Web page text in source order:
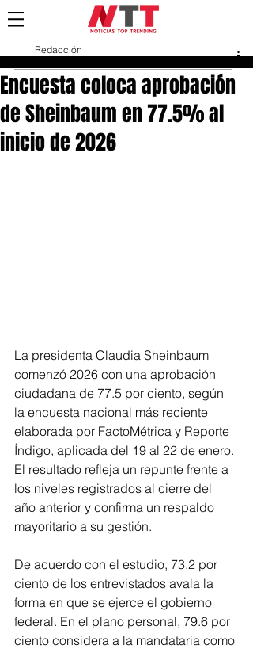
Encuesta coloca aprobación
de Sheinbaum en 77.5% al
inicio de 2026
Redacción
La presidenta Claudia Sheinbaum
comenzó 2026 con una aprobación
ciudadana de 77.5 por ciento, según
la encuesta nacional más reciente
elaborada por FactoMétrica y Reporte
Índigo, aplicada del 19 al 22 de enero.
El resultado refleja un repunte frente a
los niveles registrados al cierre del
año anterior y confirma un respaldo
mayoritario a su gestión.
De acuerdo con el estudio, 73.2 por
ciento de los entrevistados avala la
forma en que se ejerce el gobierno
federal. En el plano personal, 79.6 por
ciento considera a la mandataria como